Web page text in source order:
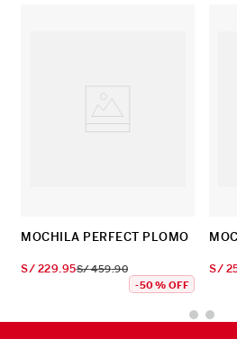
MOCHILA PERFECT PLOMO
S/ 229 95S/459.90
-50 % OFF
S/